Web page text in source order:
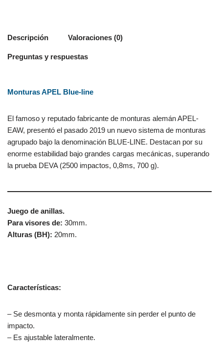
Descripción Valoraciones (0)
Preguntas y respuestas
Monturas APEL Blue-line
El famoso y reputado fabricante de monturas alemán APEL-
EAW, presentó el pasado 2019 un nuevo sistema de monturas
agrupado bajo la denominación BLUE-LINE. Destacan por su
enorme estabilidad bajo grandes cargas mecánicas, superando
la prueba DEVA (2500 impactos, 0,8ms, 700 g).
Juego de anillas.
Para visores de: 30mm.
Alturas (BH): 20mm.
Características:
– Se desmonta y monta rápidamente sin perder el punto de
impacto.
– Es ajustable lateralmente.